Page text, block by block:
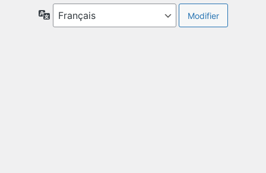
Langue